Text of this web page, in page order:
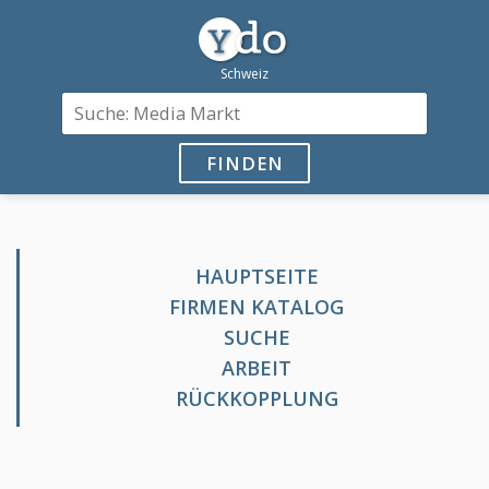
FINDEN
HAUPTSEITE
FIRMEN KATALOG
SUCHE
ARBEIT
RÜCKKOPPLUNG